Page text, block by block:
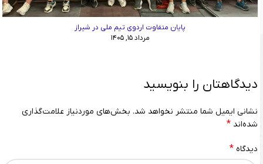
پایان متفاوت اردوی تیم ملی در شیراز
مرداد ۱۵, ۱۴۰۵
دیدگاهتان را بنویسید
نشانی ایمیل شما منتشر نخواهد شد. بخش‌های موردنیاز علامت‌گذاری
شده‌اند *
دیدگاه *